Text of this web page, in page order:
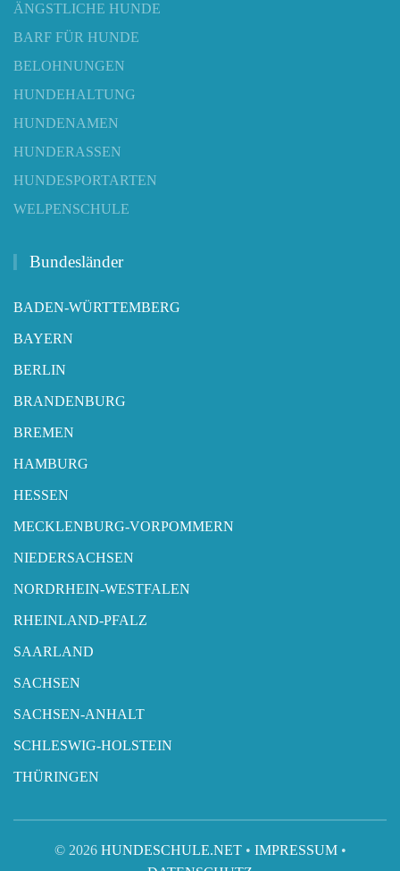
ÄNGSTLICHE HUNDE
BARF FÜR HUNDE
BELOHNUNGEN
HUNDEHALTUNG
HUNDENAMEN
HUNDERASSEN
HUNDESPORTARTEN
WELPENSCHULE
Bundesländer
BADEN-WÜRTTEMBERG
BAYERN
BERLIN
BRANDENBURG
BREMEN
HAMBURG
HESSEN
MECKLENBURG-VORPOMMERN
NIEDERSACHSEN
NORDRHEIN-WESTFALEN
RHEINLAND-PFALZ
SAARLAND
SACHSEN
SACHSEN-ANHALT
SCHLESWIG-HOLSTEIN
THÜRINGEN
© 2026 HUNDESCHULE.NET• IMPRESSUM•